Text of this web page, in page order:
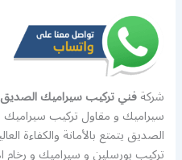
شركةفني تركيب سيراميك الصديق
سيراميك و مقاول تركيب
الصديق يتمتع بالأمانة والكفاءة
تركيب بورسلين و سيراميك و رخام